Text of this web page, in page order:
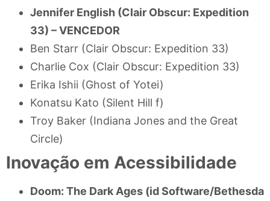
Jennifer English (Clair Obscur: Expedition
33) –VENCEDOR
Ben Starr (Clair Obscur: Expedition 33)
Charlie Cox (Clair Obscur: Expedition 33)
Erika Ishii (Ghost of Yotei)
Konatsu Kato (Silent Hill f)
Troy Baker (Indiana Jones and the Great
Circle)
Inovação em Acessibilidade
Doom: The Dark Ages (id Software/Bethesda